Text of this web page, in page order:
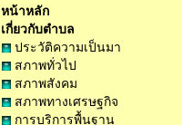
หน้าหลัก
เกี่ยวกับตำบล
ประวัติความเป็นมา
สภาพทั่วไป
สภาพสังคม
สภาพทางเศรษฐกิจ
การบริการพื้นฐาน